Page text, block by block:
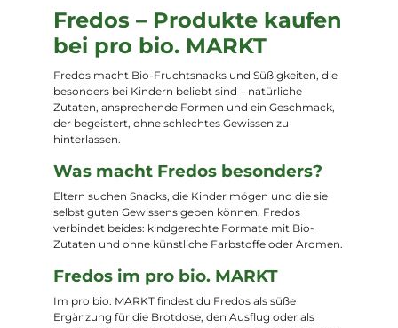
Fredos – Produkte kaufen
bei pro bio. MARKT
Fredos macht Bio-Fruchtsnacks und Süßigkeiten, die
besonders bei Kindern beliebt sind – natürliche
Zutaten, ansprechende Formen und ein Geschmack,
der begeistert, ohne schlechtes Gewissen zu
hinterlassen.
Was macht Fredos besonders?
Eltern suchen Snacks, die Kinder mögen und die sie
selbst guten Gewissens geben können. Fredos
verbindet beides: kindgerechte Formate mit Bio-
Zutaten und ohne künstliche Farbstoffe oder Aromen.
Fredos im pro bio. MARKT
Im pro bio. MARKT findest du Fredos als süße
Ergänzung für die Brotdose, den Ausflug oder als